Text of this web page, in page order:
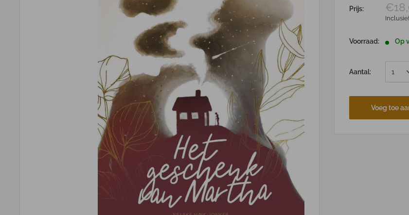
Prijs:
Voorraad: Op
Aantal:
Voeg toe